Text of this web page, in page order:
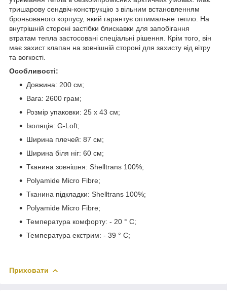
тришарову сендвіч-конструкцію з вільним встановленням
броньованого корпусу, який гарантує оптимальне тепло. На
внутрішній стороні застібки блискавки для запобігання
втратам тепла застосовані спеціальні рішення. Крім того, він
має захист клапан на зовнішній стороні для захисту від вітру
та вогкості.
Особливості:
Довжина: 200 см;
Вага: 2600 грам;
Розмір упаковки: 25 х 43 см;
Ізоляція: G-Loft;
Ширина плечей: 87 см;
Ширина біля ніг: 60 см;
Тканина зовнішня: Shelltrans 100%;
Polyamide Micro Fibre;
Тканина підкладки: Shelltrans 100%;
Polyamide Micro Fibre;
Температура комфорту: - 20 ° C;
Температура екстрим: - 39 ° C;
Приховати